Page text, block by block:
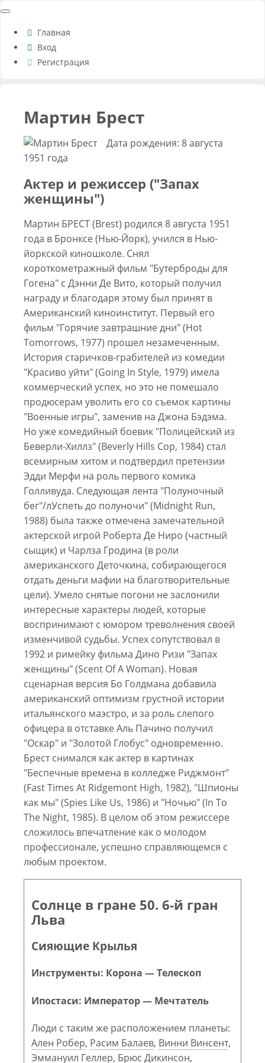
Главная
Вход
Регистрация
Мартин Брест
Дата рождения: 8 августа
1951 года
Актер и режиссер ("Запах
женщины")
Мартин БРЕСТ (Brest) родился 8 августа 1951
года в Бронксе (Нью-Йорк), учился в Нью-
йоркской киношколе. Снял
короткометражный фильм "Бутерброды для
Гогена" с Дэнни Де Вито, который получил
награду и благодаря этому был принят в
Американский киноинститут. Первый его
фильм "Горячие завтрашние дни" (Hot
Tomorrows, 1977) прошел незамеченным.
История старичков-грабителей из комедии
"Красиво уйти" (Going In Style, 1979) имела
коммерческий успех, но это не помешало
продюсерам уволить его со съемок картины
"Военные игры", заменив на Джона Бэдэма.
Но уже комедийный боевик "Полицейский из
Беверли-Хиллз" (Beverly Hills Cop, 1984) стал
всемирным хитом и подтвердил претензии
Эдди Мерфи на роль первого комика
Голливуда. Следующая лента "Полуночный
бег"/лУспеть до полуночи" (Midnight Run,
1988) была также отмечена замечательной
актерской игрой Роберта Де Ниро (частный
сыщик) и Чарлза Гродина (в роли
американского Деточкина, собирающегося
отдать деньги мафии на благотворительные
цели). Умело снятые погони не заслонили
интересные характеры людей, которые
воспринимают с юмором треволнения своей
изменчивой судьбы. Успех сопутствовал в
1992 и римейку фильма Дино Ризи "Запах
женщины" (Scent Of A Woman). Новая
сценарная версия Бо Голдмана добавила
американский оптимизм грустной истории
итальянского маэстро, и за роль слепого
офицера в отставке Аль Пачино получил
"Оскар" и "Золотой Глобус" одновременно.
Брест снимался как актер в картинах
"Беспечные времена в колледже Риджмонт"
(Fast Times At Ridgemont High, 1982), "Шпионы
как мы" (Spies Like Us, 1986) и "Ночью" (In To
The Night, 1985). В целом об этом режиссере
сложилось впечатление как о молодом
профессионале, успешно справляющемся с
любым проектом.
Солнце в гране 50. 6-й гран
Льва
Сияющие Крылья
Инструменты: Корона — Телескоп
Ипостаси: Император — Мечтатель
Люди с таким же расположением планеты:
Ален Робер, Расим Балаев, Винни Винсент,
Эммануил Геллер, Брюс Дикинсон,